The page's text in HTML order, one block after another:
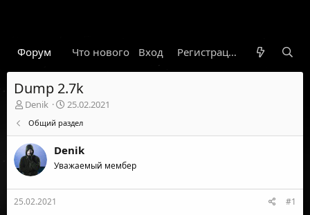
Форум Что нового Гарант Новости
Вход Регистрация
Dump 2.7k
А
о
р
е
м
ы
Denik
Д
т
н
а
а
25.02.2021
Общий раздел
Denik
Уважаемый мембер
25.02.2021 #1